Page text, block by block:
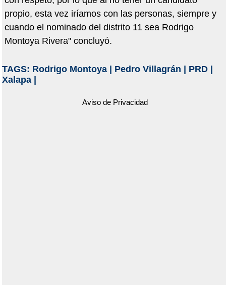
propio, esta vez iríamos con las personas, siempre y
cuando el nominado del distrito 11 sea Rodrigo
Montoya Rivera" concluyó.
TAGS: Rodrigo Montoya| Pedro Villagrán PRD|
Xalapa|
Aviso de Privacidad